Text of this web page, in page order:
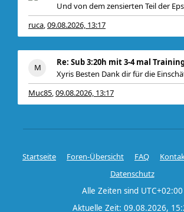
Und von dem zensierten Teil der
ruca,09.08.2026, 13:17
Xyris Besten Dank dir für die
Muc85,09.08.2026, 13:17
Startseite Foren-Übersicht FAQ
Datenschutz
Alle Zeiten sind UTC+02:00
Aktuelle Zeit: 09.08.2026,